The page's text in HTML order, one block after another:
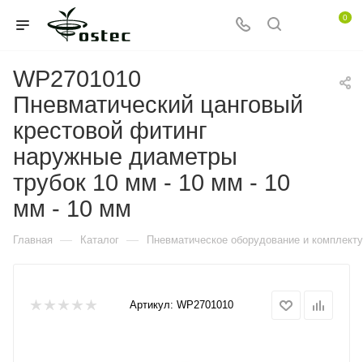
0
WP2701010
Пневматический цанговый
крестовой фитинг
наружные диаметры
трубок 10 мм - 10 мм - 10
мм - 10 мм
Главная — Каталог — Пневматическое оборудование и
Артикул: WP2701010